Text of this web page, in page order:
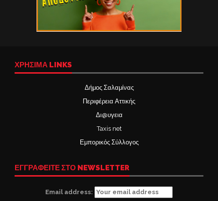
ΧΡΉΣΙΜΑ LINKS
Δήμος Σαλαμίνας
Περιφέρεια Αττικής
Δι@υγεια
Taxis net
Εμπορικός Σύλλογος
ΕΓΓΡΑΦΕΙΤΕ ΣΤΟ NEWSLETTER
Email address: